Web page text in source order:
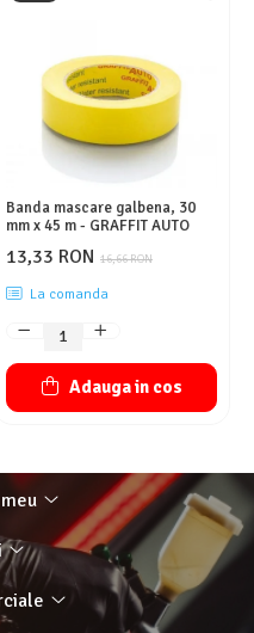
Banda mascare galbena, 30
mm x 45 m - GRAFFIT AUTO
16,66 RON
13,33 RON
La comanda
Adauga in cos